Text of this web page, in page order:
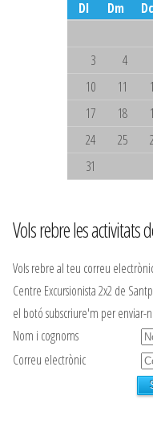
Dl
Dm Dc
3
4
10
11
17
18
24
25
31
Vols rebre les activitats
Vols rebre al teu correu
Centre Excursionista 2x2 de
el botó subscriure'm per enviar-
Nom i cognoms
Correu electrònic